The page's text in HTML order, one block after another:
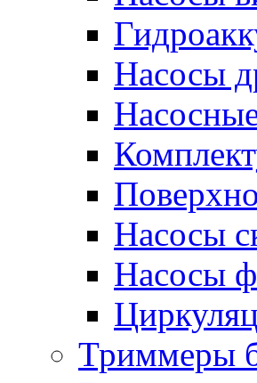
Насосы
Насосы
Насосы
Триммеры